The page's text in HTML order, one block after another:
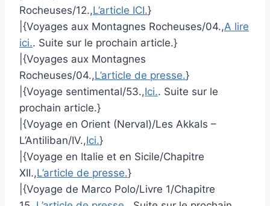
Rocheuses/12.,L’article ICI.}
|{Voyages aux Montagnes Rocheuses/04.,A lire
ici.. Suite sur le prochain article.}
|{Voyages aux Montagnes
Rocheuses/04.,L’article de presse.}
|{Voyage sentimental/53.,Ici.. Suite sur le
prochain article.}
|{Voyage en Orient (Nerval)/Les Akkals –
L’Antiliban/IV.,Ici.}
|{Voyage en Italie et en Sicile/Chapitre
XII.,L’article de presse.}
|{Voyage de Marco Polo/Livre 1/Chapitre